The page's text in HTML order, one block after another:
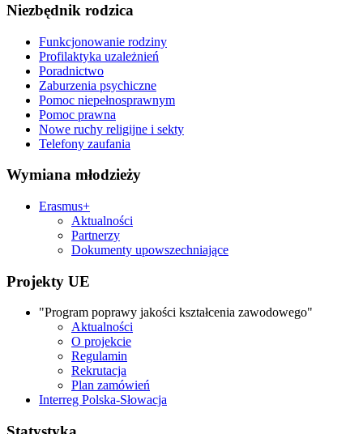
Niezbędnik rodzica
Funkcjonowanie rodziny
Profilaktyka uzależnień
Poradnictwo
Zaburzenia psychiczne
Pomoc niepełnosprawnym
Pomoc prawna
Nowe ruchy religijne i sekty
Telefony zaufania
Wymiana młodzieży
Erasmus+
Aktualności
Partnerzy
Dokumenty upowszechniające
Projekty UE
"Program poprawy jakości kształcenia zawodowego"
Aktualności
O projekcie
Regulamin
Rekrutacja
Plan zamówień
Interreg Polska-Słowacja